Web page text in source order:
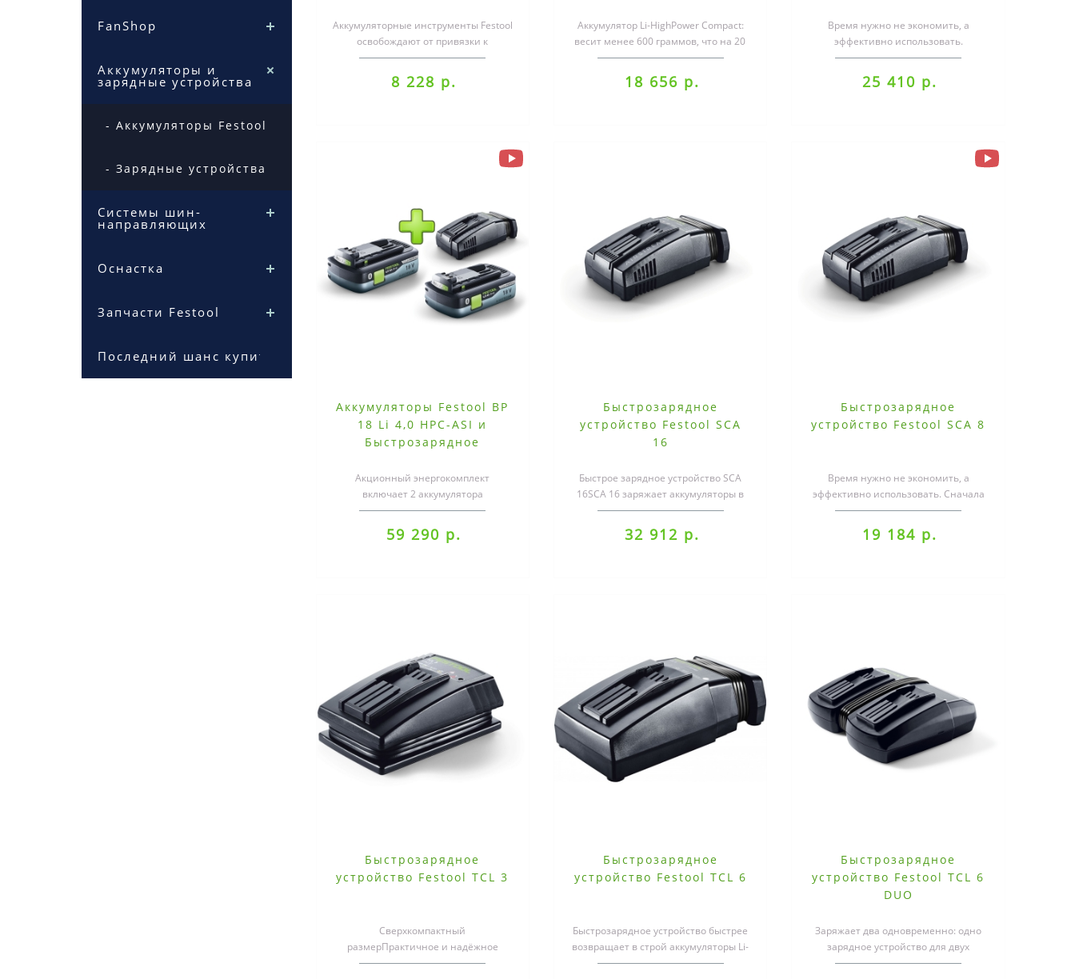
FanShop
Аккумуляторы и
зарядные устройства
- Аккумуляторы Festool
- Зарядные устройства
Системы шин-
направляющих
Оснастка
Запчасти Festool
Последний шанс купить
Аккумуляторные инструменты Festool
освобождают от привязки к
электросети и всегда обеспечивают
прево..
8 228 р.
Аккумулятор Li-HighPower Compact:
весит менее 600 граммов, что на 20
% легче и на 50 % компактнее ак..
18 656 р.
Время нужно не экономить, а
эффективно использовать.
Электростанция: чрезвычайно
мощный аккумулятор ..
25 410 р.
Аккумуляторы Festool BP
18 Li 4,0 HPC-ASI и
Быстрозарядное
Акционный энергокомплект
включает 2 аккумулятора
4,0 + Быстрозарядное устройство SCA
..
59 290 р.
Быстрозарядное
устройство Festool SCA
16
Быстрое зарядное устройство SCA
16SCA 16 заряжает аккумуляторы в
два раза быстрее своего
предшествен..
32 912 р.
Быстрозарядное
устройство Festool SCA 8
Время нужно не экономить, а
эффективно использовать. Сначала
охлаждение, затем зарядка. С новой
тех..
19 184 р.
Быстрозарядное
устройство Festool TCL 3
Сверхкомпактный
размерПрактичное и надёжное
хранение кабеля в намотанном
Быстрозарядное
устройство Festool TCL 6
Быстрозарядное устройство быстрее
возвращает в строй аккумуляторы Li-
Ion (кроме CXS/TXS)Всегда в кур..
Быстрозарядное
устройство Festool TCL 6
DUO
Заряжает два одновременно: одно
зарядное устройство для двух
аккумуляторов.Одно быстрозарядное